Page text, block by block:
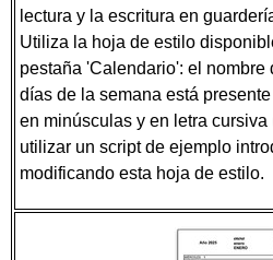
lectura y la escritura en
Utiliza la hoja de estilo
pestaña 'Calendario': el nombre
días de la semana está
en minúsculas y en letra
utilizar un script de ejemplo
modificando esta hoja de estilo.